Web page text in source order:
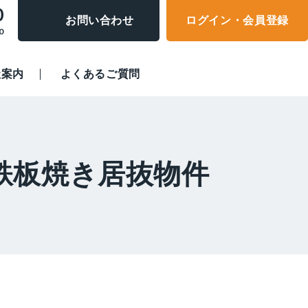
お問い合わせ ログイン・会員登録
内 よくあるご質問
焼き居抜物件